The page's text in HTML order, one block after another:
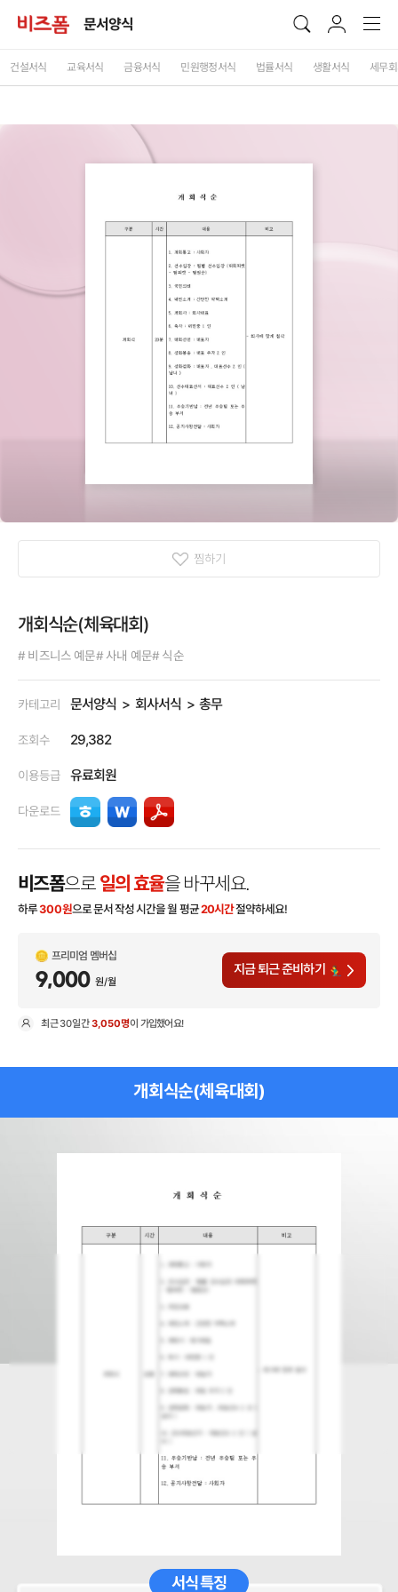
문서양식
건설서식 교육서식 금융서식 민원행정서식 법률서식 생활서식 세무
찜하기
개회식순(체육대회)
# 비즈니스 예문# 사내 예문# 식순
카테고리 문서양식 회사서식 총무
조회수 29,382
이용등급 유료회원
다운로드
비즈폼으로 일의 효율을 바꾸세요.
하루300원으로 문서 작성 시간을 월 평균20시간절약하세요!
프리미엄 멤버십
9,000 원/월
지금 퇴근 준비하기
최근30일간3,050명이 가입했어요!
개회식순(체육대회)
서식 특징